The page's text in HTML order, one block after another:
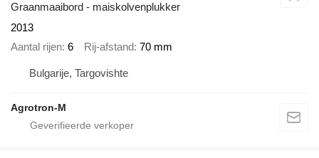
Graanmaaibord - maiskolvenplukker
2013
Aantal rijen 6 Rij-afstand 70 mm
Bulgarije, Targovishte
Agrotron-M